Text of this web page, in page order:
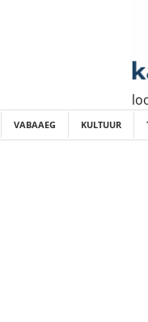
VABAAEG KULTUUR